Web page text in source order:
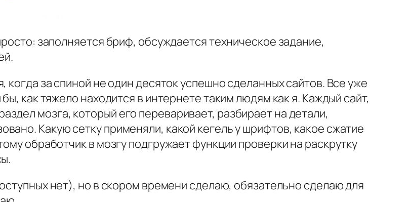
заполняется бриф, обсуждается техническое задание,
когда за спиной не один десяток успешно сделанных сайтов. Все уже
как тяжело находится в интернете таким людям как я. Каждый сайт,
мозга, который его переваривает, разбирает на детали,
Какую сетку применяли, какой кегель у шрифтов, какое сжатие
обработчик в мозгу подгружает функции проверки на раскрутку
нет), но в скором времени сделаю, обязательно сделаю для